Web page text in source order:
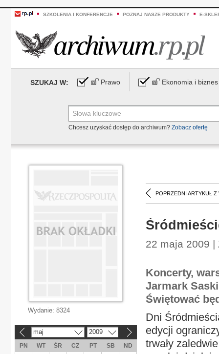
SZKOLENIA I KONFERENCJE POZNAJ NASZE PRODUKTY E-
SZUKAJ W: Prawo Ekonomia i biznes
Chcesz uzyskać dostęp do archiwum? Zobacz ofertę
POPRZEDNI ARTYKUŁ Z
22 maja 2009 |
Koncerty,
Jarmark
Świętować
Dni
edycji
trwały
Wydanie: 8324
maj 2009
PN WT ŚR CZ PT SB
ND